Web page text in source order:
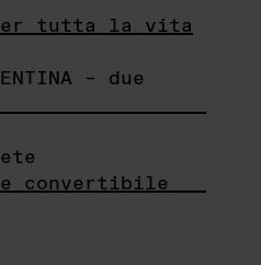
tutta la vita
– due
convertibile